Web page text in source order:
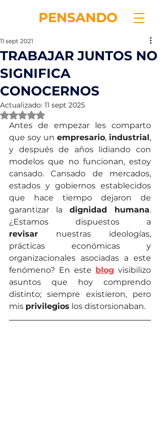
PENSANDO
TRABAJAR JUNTOS NO
SIGNIFICA
CONOCERNOS
11 sept 2021
Actualizado: 11 sept 2025
Obtuvo NaN de 5 estrellas.
Antes de empezar les comparto
que soy un empresario, industrial,
y después de años lidiando con
modelos que no funcionan, estoy
cansado. Cansado de mercados,
estados y gobiernos establecidos
que hace tiempo dejaron de
garantizar la dignidad humana.
revisar nuestras ideologías,
prácticas económicas y
organizacionales asociadas a este
fenómeno? En este blog visibilizo
asuntos que hoy comprendo
distinto; siempre existieron, pero
mis privilegios los distorsionaban.